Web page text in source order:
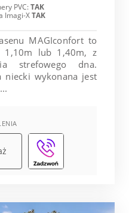
PVC:TAK
Imagi-XTAK
MAGIconfort to
1,10m lub 1,40m, z
strefowego dna.
niecki wykonana jest